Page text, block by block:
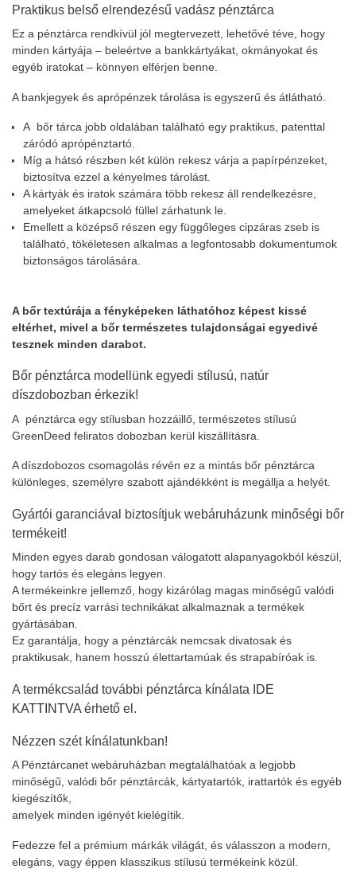
Praktikus belső elrendezésű vadász pénztárca
Ez a pénztárca rendkívül jól megtervezett, lehetővé téve, hogy
minden kártyája – beleértve a bankkártyákat, okmányokat és
egyéb iratokat – könnyen elférjen benne.
A bankjegyek és aprópénzek tárolása is egyszerű és átlátható.
A bőr tárca jobb oldalában található egy praktikus, patenttal
záródó aprópénztartó.
Míg a hátsó részben két külön rekesz várja a papírpénzeket,
biztosítva ezzel a kényelmes tárolást.
A kártyák és iratok számára több rekesz áll rendelkezésre,
amelyeket átkapcsoló füllel zárhatunk le.
Emellett a középső részen egy függőleges cipzáras zseb is
található, tökéletesen alkalmas a legfontosabb dokumentumok
biztonságos tárolására.
A bőr textúrája a fényképeken láthatóhoz képest kissé
eltérhet, mivel a bőr természetes tulajdonságai egyedivé
tesznek minden darabot.
Bőr pénztárca modellünk egyedi stílusú, natúr
díszdobozban érkezik!
A pénztárca egy stílusban hozzáillő, természetes stílusú
GreenDeed feliratos dobozban kerül kiszállításra.
A díszdobozos csomagolás révén ez a mintás bőr pénztárca
különleges, személyre szabott ajándékként is megállja a helyét.
Gyártói garanciával biztosítjuk webáruházunk minőségi bőr
termékeit!
Minden egyes darab gondosan válogatott alapanyagokból készül,
hogy tartós és elegáns legyen.
A termékeinkre jellemző, hogy kizárólag magas minőségű valódi
bőrt és precíz varrási technikákat alkalmaznak a termékek
gyártásában.
Ez garantálja, hogy a pénztárcák nemcsak divatosak és
praktikusak, hanem hosszú élettartamúak és strapabíróak is.
A termékcsalád további pénztárca kínálata IDE
KATTINTVA érhető el.
Nézzen szét kínálatunkban!
A Pénztárcanet webáruházban megtalálhatóak a legjobb
minőségű, valódi bőr pénztárcák, kártyatartók, irattartók és egyéb
kiegészítők,
amelyek minden igényét kielégítik.
Fedezze fel a prémium márkák világát, és válasszon a modern,
elegáns, vagy éppen klasszikus stílusú termékeink közül.